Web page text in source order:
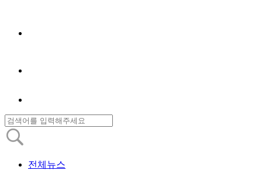
전체뉴스